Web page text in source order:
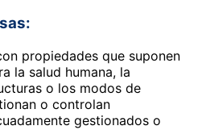
propiedades que suponen
la salud humana, la
o los modos de
o controlan
gestionados o